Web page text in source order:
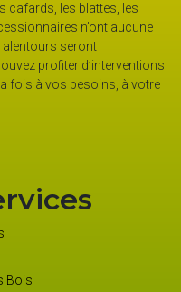
désinsectisation Nuisible
dans tout le département
moderne pour assurer la
prolifèrent rapidement
très important d’assurer
Bois